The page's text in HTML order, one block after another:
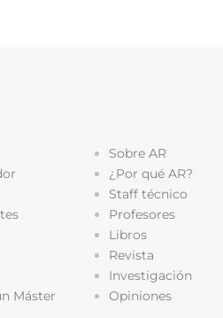
Máster
Sobre AR
¿Por qué AR?
Staff técnico
Profesores
Libros
Revista
Investigación
Opiniones